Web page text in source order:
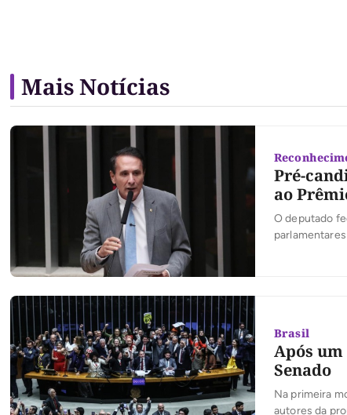
Mais Notícias
Pré-
ao
O deputado
Brasil
Após um
Senado
Na primeira
autores da